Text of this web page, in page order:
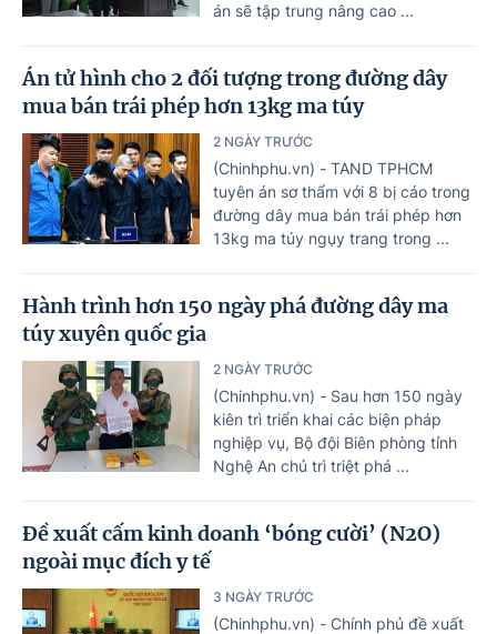
án sẽ tập trung nâng cao ...
Án tử hình cho 2 đối tượng trong đường dây
mua bán trái phép hơn 13kg ma túy
2 NGÀY TRƯỚC
(Chinhphu.vn) - TAND TPHCM
tuyên án sơ thẩm với 8 bị cáo trong
đường dây mua bán trái phép hơn
13kg ma túy ngụy trang trong ...
Hành trình hơn 150 ngày phá đường dây ma
túy xuyên quốc gia
2 NGÀY TRƯỚC
(Chinhphu.vn) - Sau hơn 150 ngày
kiên trì triển khai các biện pháp
nghiệp vụ, Bộ đội Biên phòng tỉnh
Nghệ An chủ trì triệt phá ...
Đề xuất cấm kinh doanh ‘bóng cười’ (N2O)
ngoài mục đích y tế
3 NGÀY TRƯỚC
(Chinhphu.vn) - Chính phủ đề xuất